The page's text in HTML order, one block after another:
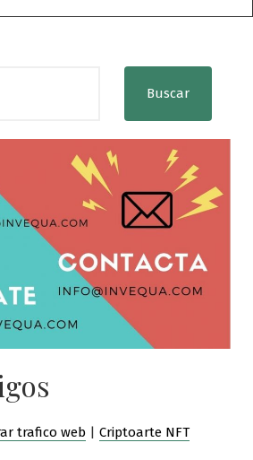
Buscar
trafico web | Criptoarte NFT